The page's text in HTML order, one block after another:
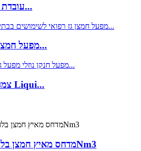
עובדת חמצן וחנקן...
מפעל חמצן גז רפואי ל...
צמח חנקן נוזלי Liqui...
מדחס מאיץ חמצן בלחץ גבוה 30Nm3